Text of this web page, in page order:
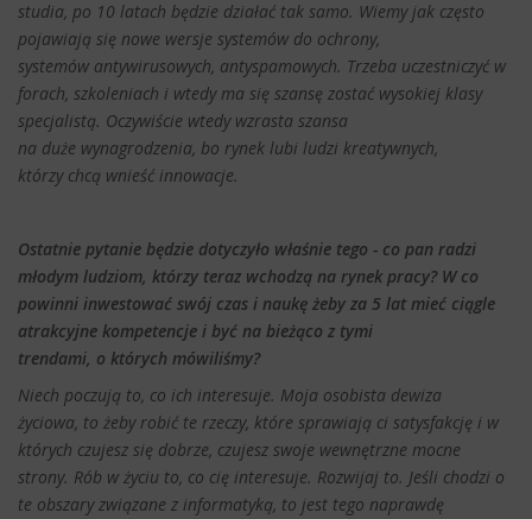
studia, po 10 latach będzie działać tak samo. Wiemy jak często
pojawiają się nowe wersje systemów do ochrony,
systemów antywirusowych, antyspamowych. Trzeba uczestniczyć w
forach, szkoleniach i wtedy ma się szansę zostać wysokiej klasy
specjalistą. Oczywiście wtedy wzrasta szansa
na duże wynagrodzenia, bo rynek lubi ludzi kreatywnych,
którzy chcą wnieść innowacje.
Ostatnie pytanie będzie dotyczyło właśnie tego - co pan radzi
młodym ludziom, którzy teraz wchodzą na rynek pracy? W co
powinni inwestować swój czas i naukę żeby za 5 lat mieć ciągle
atrakcyjne kompetencje i być na bieżąco z tymi
trendami, o których mówiliśmy?
Niech poczują to, co ich interesuje. Moja osobista dewiza
życiowa, to żeby robić te rzeczy, które sprawiają ci satysfakcję i w
których czujesz się dobrze, czujesz swoje wewnętrzne mocne
strony. Rób w życiu to, co cię interesuje. Rozwijaj to. Jeśli chodzi o
te obszary związane z informatyką, to jest tego naprawdę